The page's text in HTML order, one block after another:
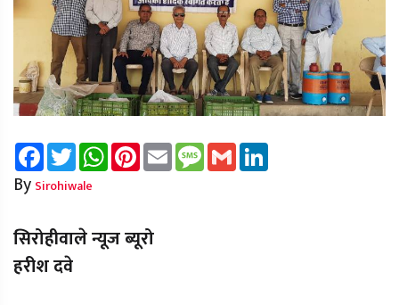
FacebookTwitterWhatsAppPinterest
Email Message
Gmail
By Sirohiwale
सिरोहीवाले न्यूज ब्यूरो
हरीश दवे